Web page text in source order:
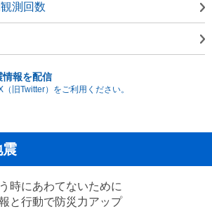
測回数
情報を配信
旧Twitter）をご利用ください。
震
時にあわてないために
と行動で防災力アップ